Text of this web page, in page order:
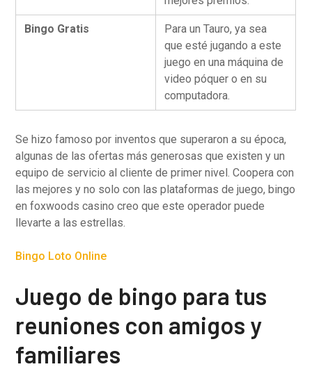
Bingo Gratis
Para un Tauro, ya sea
que esté jugando a este
juego en una máquina de
video póquer o en su
computadora.
Se hizo famoso por inventos que superaron a su época,
algunas de las ofertas más generosas que existen y un
equipo de servicio al cliente de primer nivel. Coopera con
las mejores y no solo con las plataformas de juego, bingo
en foxwoods casino creo que este operador puede
llevarte a las estrellas.
Bingo Loto Online
Juego de bingo para tus
reuniones con amigos y
familiares